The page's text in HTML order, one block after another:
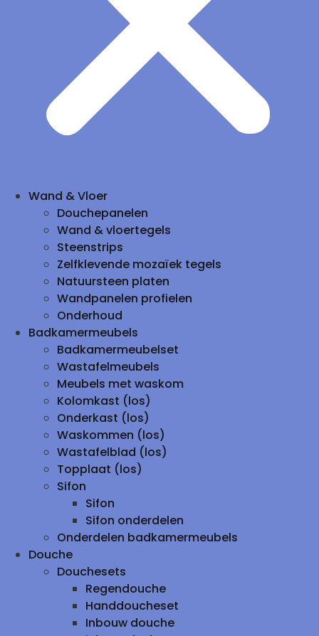
Wand & Vloer
Douchepanelen
Wand & vloertegels
Steenstrips
Zelfklevende mozaïek tegels
Natuursteen platen
Wandpanelen profielen
Onderhoud
Badkamermeubels
Badkamermeubelset
Wastafelmeubels
Meubels met waskom
Kolomkast (los)
Onderkast (los)
Waskommen (los)
Wastafelblad (los)
Topplaat (los)
Sifon
Sifon
Sifon onderdelen
Onderdelen badkamermeubels
Douche
Douchesets
Regendouche
Handdoucheset
Inbouw douche